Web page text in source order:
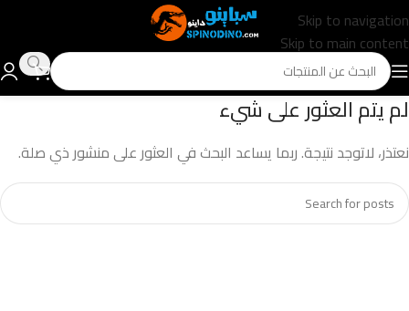
Skip to navigation
Skip to main content
لم يتم العثور على شيء
نعتذر، لاتوجد نتيجة. ربما يساعد البحث في العثور على منشور ذي صلة.